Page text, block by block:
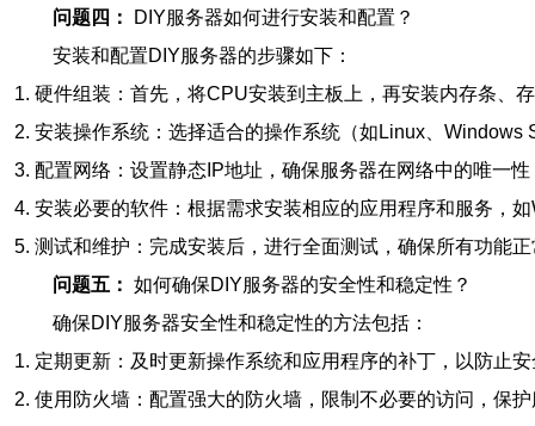
问题四：
DIY服务器如何进行安装和配置？
安装和配置DIY服务器的步骤如下：
1. 硬件组装：首先，将CPU安装到主板上，再安装内存条、
2. 安装操作系统：选择适合的操作系统（如Linux、
3. 配置网络：设置静态IP地址，确保服务器在网络中的唯一
4. 安装必要的软件：根据需求安装相应的应用程序和服务，
5. 测试和维护：完成安装后，进行全面测试，确保所有功能
问题五： 如何确保DIY服务器的安全性和稳定性？
确保DIY服务器安全性和稳定性的方法包括：
1. 定期更新：及时更新操作系统和应用程序的补丁，以防止
2. 使用防火墙：配置强大的防火墙，限制不必要的访问，保